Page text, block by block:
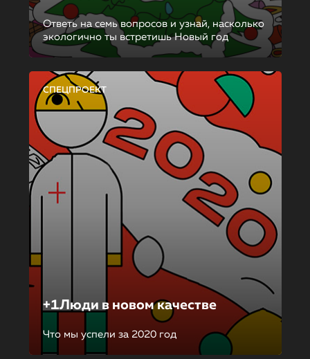
Ответь на семь вопросов и узнай, насколько
экологично ты встретишь Новый год
СПЕЦПРОЕКТ
+1Люди в новом качестве
Что мы успели за 2020 год